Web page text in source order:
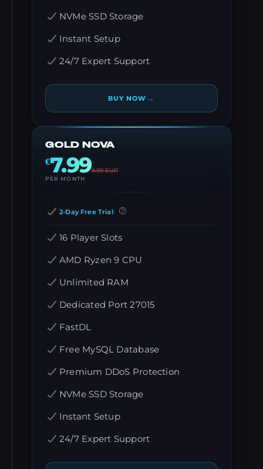
NVMe SSD Storage
Instant Setup
24/7 Expert Support
BUY NOW →
GOLD NOVA
€7.998.99EUR
PER MONTH
2-Day Free Trial
16 Player Slots
AMD Ryzen 9 CPU
Unlimited RAM
Dedicated Port 27015
FastDL
Free MySQL Database
Premium DDoS Protection
NVMe SSD Storage
Instant Setup
24/7 Expert Support